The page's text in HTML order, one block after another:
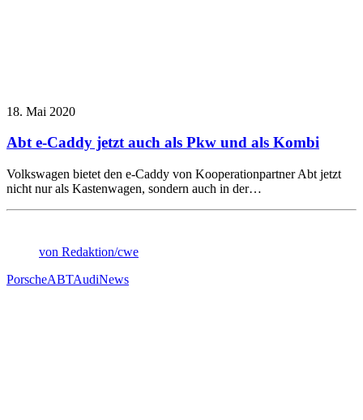
18. Mai 2020
Abt e-Caddy jetzt auch als Pkw und als Kombi
Volkswagen bietet den e‑Caddy von Kooperationpartner Abt jetzt
nicht nur als Kastenwagen, sondern auch in der…
von Redaktion/cwe
PorscheABTAudiNews